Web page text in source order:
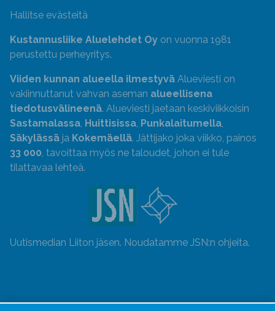
Hallitse evästeitä
Kustannusliike Aluelehdet Oy on vuonna 1981
perustettu perheyritys.
Viiden kunnan alueella ilmestyvä Alueviesti on
vakiinnuttanut vahvan aseman alueellisena
tiedotusvälineenä. Alueviesti jaetaan keskiviikkoisin
Sastamalassa, Huittisissa, Punkalaitumella,
Säkylässä ja Kokemäellä. Jättijako joka viikko, painos
33 000, tavoittaa myös ne taloudet, johon ei tule
tilattavaa lehteä.
Uutismedian Liiton jäsen. Noudatamme JSN:n ohjeita.